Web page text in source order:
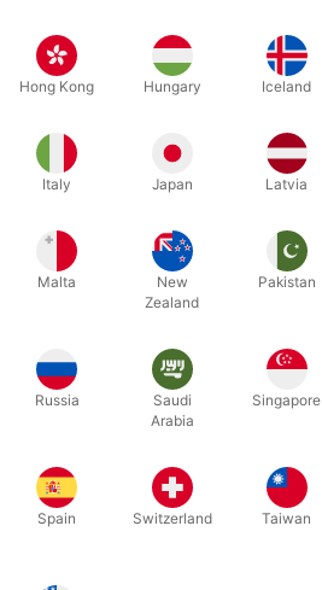
6424
KUNSTEN AT SPILLE PÅ GLAS
DKK 385,00
Køb nu
Hong Kong Hungary Iceland
Italy Japan Latvia
Malta
New
Zealand
Pakistan
Russia
Saudi
Arabia
Singapore
Spain Switzerland Taiwan